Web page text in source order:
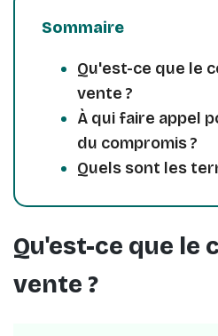
Sommaire
Qu'est-ce que le
vente ?
À qui faire appel
du compromis ?
Quels sont les
Qu'est-ce que le
vente ?